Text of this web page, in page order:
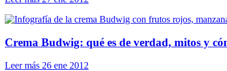
Crema Budwig: qué es de verdad, mitos y
Leer más 26 ene 2012